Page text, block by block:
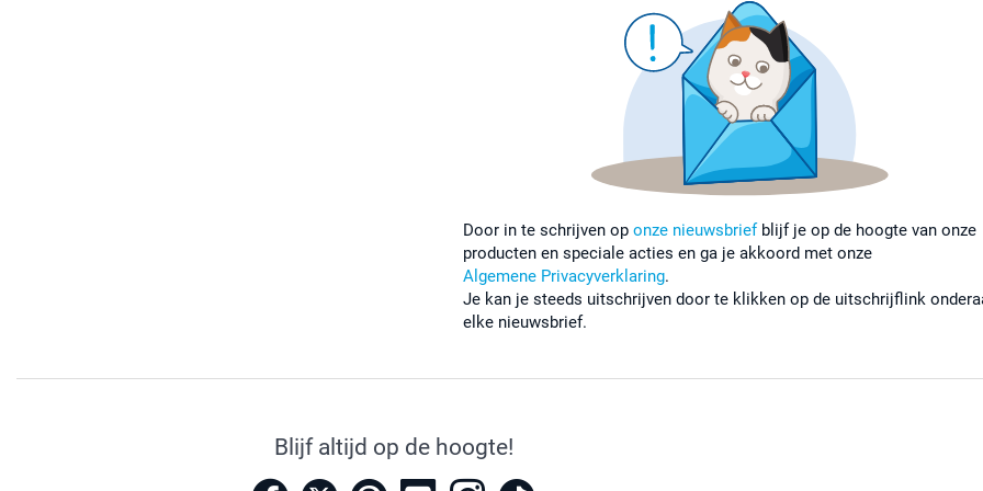
Door in te schrijven op onze nieuwsbriefblijf je op de hoogte van onze
producten en speciale acties en ga je akkoord met onze
Algemene Privacyverklaring.
Je kan je steeds uitschrijven door te klikken op de uitschrijflink
elke nieuwsbrief.
Blijf altijd op de hoogte!